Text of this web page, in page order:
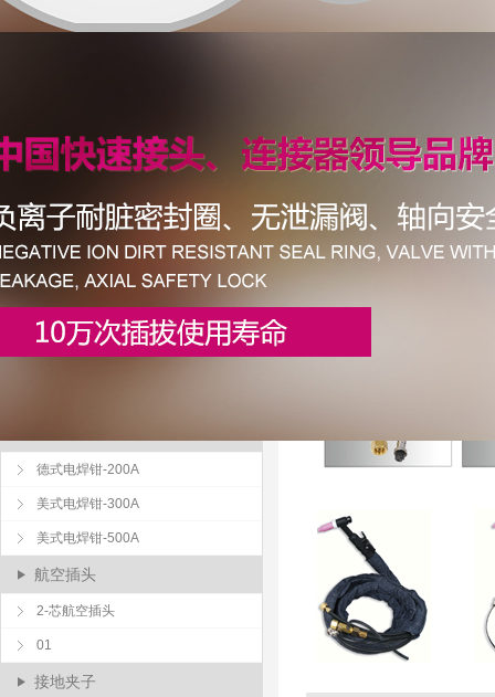
KDZ-95 快速接头
P80电极喷嘴保护套
PT-31-配件
SG-51-配件
等离子切割枪-AG-60
松下等离子切割枪P-80
德式电焊钳-200A
美式电焊钳-300A
美式电焊钳-500A
航空插头
2-芯航空插头
01
接地夹子
详细介绍
WP系列氩弧(tig)焊枪全部采
WP-9
WP-12